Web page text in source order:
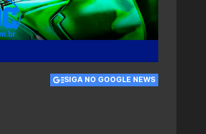
SIGA NO GOOGLE NEWS